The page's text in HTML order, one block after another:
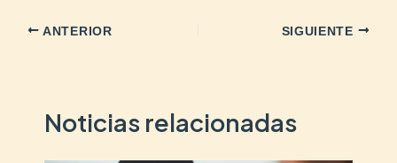
ANTERIOR SIGUIENTE
Noticias relacionadas